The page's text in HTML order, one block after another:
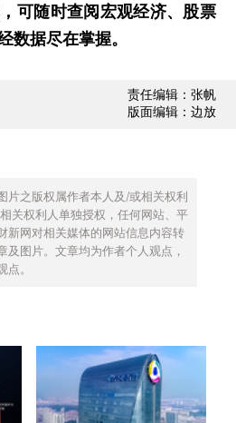
，可随时查阅宏观经济、股票
数据尽在掌握。
责任编辑：张帆
版面编辑：边放
片之版权属作者本人及/或相关权利
关权利人单独授权，任何网站、平
新网对相关媒体的网站信息内容转
及图片。文章均为作者个人观点，
。